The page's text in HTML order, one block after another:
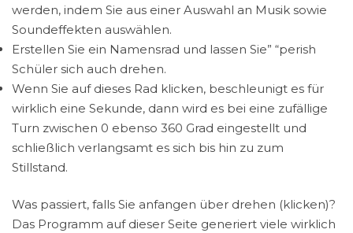
werden, indem Sie aus einer Auswahl an Musik sowie
Soundeffekten auswählen.
Erstellen Sie ein Namensrad und lassen Sie” “perish
Schüler sich auch drehen.
Wenn Sie auf dieses Rad klicken, beschleunigt es für
wirklich eine Sekunde, dann wird es bei eine zufällige
Turn zwischen 0 ebenso 360 Grad eingestellt und
schließlich verlangsamt es sich bis hin zu zum
Stillstand.
Was passiert, falls Sie anfangen über drehen (klicken)?
Das Programm auf dieser Seite generiert viele wirklich